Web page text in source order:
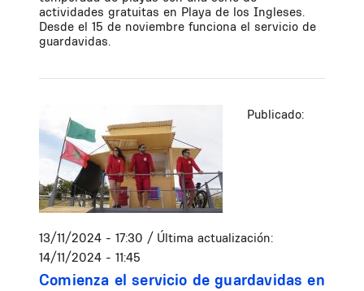
actividades gratuitas en Playa de los Ingleses.
Desde el 15 de noviembre funciona el servicio de
guardavidas.
Publicado:
13/11/2024 - 17:30 / Última actualización:
14/11/2024 - 11:45
Comienza el servicio de guardavidas en